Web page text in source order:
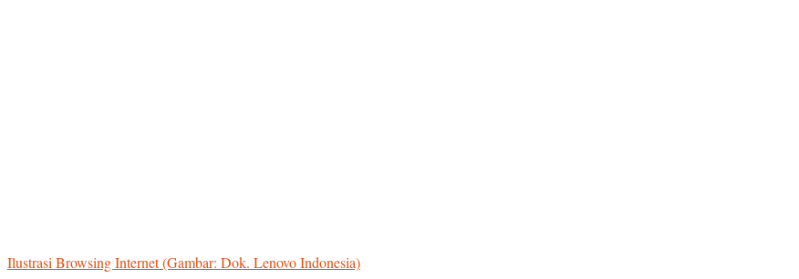
Ilustrasi Browsing Internet (Gambar: Dok. Lenovo Indonesia)